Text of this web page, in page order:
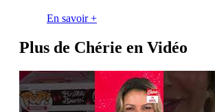
En savoir +
Plus de Chérie en Vidéo